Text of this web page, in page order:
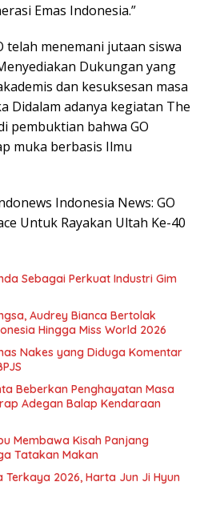
Emas Indonesia.”
telah menemani jutaan siswa
Dukungan yang
dan kesuksesan masa
Didalam adanya kegiatan The
pembuktian bahwa GO
muka berbasis Ilmu
Indonesia News: GO
Untuk Rayakan Ultah Ke-40
Sebagai Perkuat Industri Gim
Audrey Bianca Bertolak
Hingga Miss World 2026
Nakes yang Diduga Komentar
Beberkan Penghayatan Masa
Adegan Balap Kendaraan
Membawa Kisah Panjang
Tatakan Makan
2026, Harta Jun Ji Hyun